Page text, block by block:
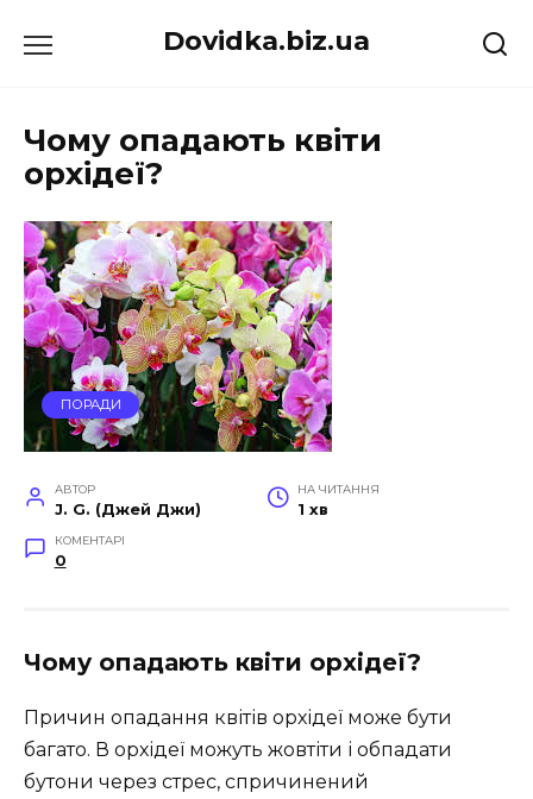
до
Dovidka.biz.ua
Чому опадають квіти
орхідеї?
ПОРАДИ
АВТОР
J. G. (Джей Джи)
НА ЧИТАННЯ
1 хв
КОМЕНТАРІ
0
Чому опадають квіти орхідеї?
Причин опадання квітів орхідеї може бути
багато. В орхідеї можуть жовтіти і обпадати
бутони через стрес, спричинений